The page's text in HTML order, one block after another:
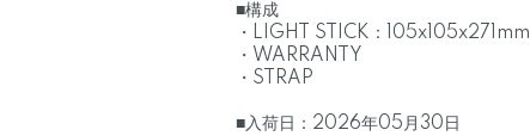
■構成
・LIGHT STICK：105x105x271mm
・WARRANTY
・STRAP
■入荷日：2026年05月30日